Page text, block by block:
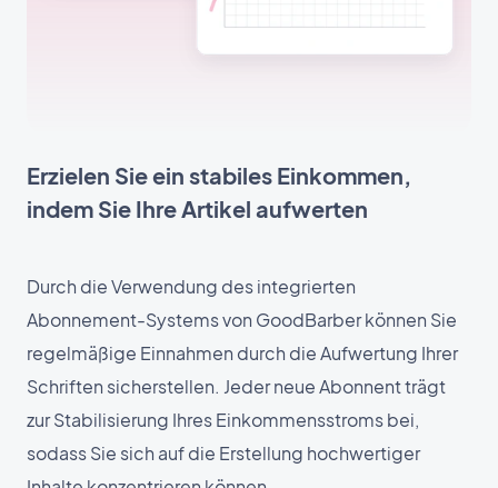
Erzielen Sie ein stabiles Einkommen,
indem Sie Ihre Artikel aufwerten
Durch die Verwendung des integrierten
Abonnement-Systems von GoodBarber können Sie
regelmäßige Einnahmen durch die Aufwertung Ihrer
Schriften sicherstellen. Jeder neue Abonnent trägt
zur Stabilisierung Ihres Einkommensstroms bei,
sodass Sie sich auf die Erstellung hochwertiger